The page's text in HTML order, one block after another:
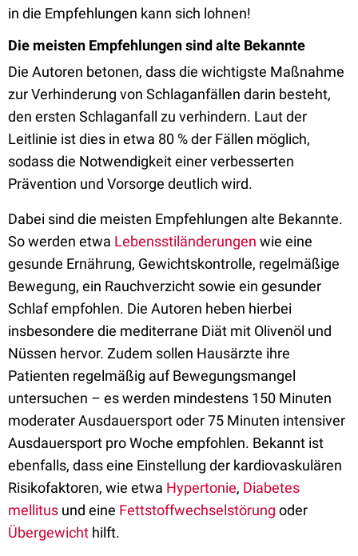
in die Empfehlungen kann sich lohnen!
Die meisten Empfehlungen sind alte Bekannte
Die Autoren betonen, dass die wichtigste Maßnahme
zur Verhinderung von Schlaganfällen darin besteht,
den ersten Schlaganfall zu verhindern. Laut der
Leitlinie ist dies in etwa 80 % der Fällen möglich,
sodass die Notwendigkeit einer verbesserten
Prävention und Vorsorge deutlich wird.
Dabei sind die meisten Empfehlungen alte Bekannte.
So werden etwa Lebensstiländerungen wie eine
gesunde Ernährung, Gewichtskontrolle, regelmäßige
Bewegung, ein Rauchverzicht sowie ein gesunder
Schlaf empfohlen. Die Autoren heben hierbei
insbesondere die mediterrane Diät mit Olivenöl und
Nüssen hervor. Zudem sollen Hausärzte ihre
Patienten regelmäßig auf Bewegungsmangel
untersuchen – es werden mindestens 150 Minuten
moderater Ausdauersport oder 75 Minuten intensiver
Ausdauersport pro Woche empfohlen. Bekannt ist
ebenfalls, dass eine Einstellung der kardiovaskulären
Risikofaktoren, wie etwa Hypertonie, Diabetes
mellitus und eine Fettstoffwechselstörung oder
Übergewicht hilft.